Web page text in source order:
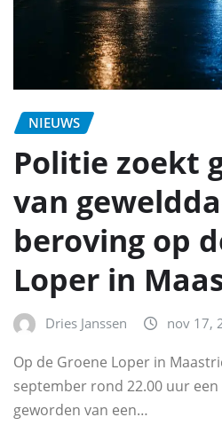
NIEUWS
Politie zoekt
van
beroving op
Loper in
Dries Janssen nov 17,
Op de Groene Loper in
september rond 22.00 uur
geworden van een…